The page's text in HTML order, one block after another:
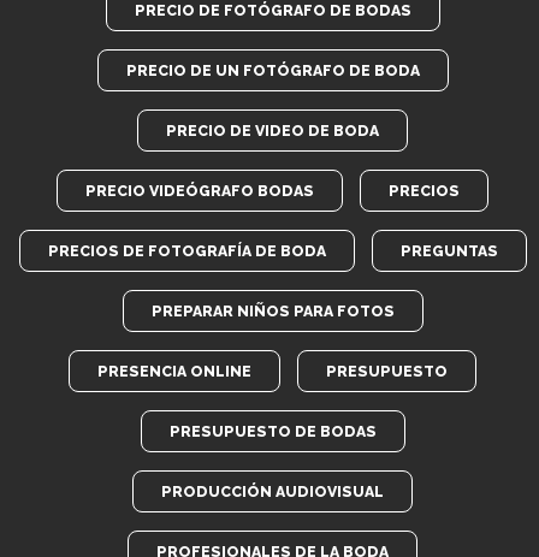
PRECIO DE FOTÓGRAFO DE BODAS
PRECIO DE UN FOTÓGRAFO DE BODA
PRECIO DE VIDEO DE BODA
PRECIO VIDEÓGRAFO BODAS PRECIOS
PRECIOS DE FOTOGRAFÍA DE BODA PREGUNTAS
PREPARAR NIÑOS PARA FOTOS
PRESENCIA ONLINE PRESUPUESTO
PRESUPUESTO DE BODAS
PRODUCCIÓN AUDIOVISUAL
PROFESIONALES DE LA BODA